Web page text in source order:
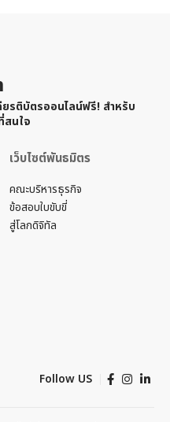
รติบัตรออนไลน์ฟรี! สำหรับ
สนใจ
เว็บไซต์พันธมิตร
คณะบริหารธุรกิจ
ข้อสอบใบขับขี่
สู่โลกดิจิทัล
Follow US